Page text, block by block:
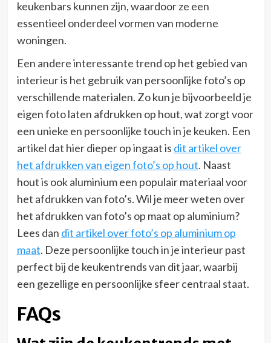
keukenbars kunnen zijn, waardoor ze een
essentieel onderdeel vormen van moderne
woningen.
Een andere interessante trend op het gebied van
interieur is het gebruik van persoonlijke foto’s op
verschillende materialen. Zo kun je bijvoorbeeld je
eigen foto laten afdrukken op hout, wat zorgt voor
een unieke en persoonlijke touch in je keuken. Een
artikel dat hier dieper op ingaat is dit artikel over
het afdrukken van eigen foto’s op hout. Naast
hout is ook aluminium een populair materiaal voor
het afdrukken van foto’s. Wil je meer weten over
het afdrukken van foto’s op maat op aluminium?
Lees dan dit artikel over foto’s op aluminium op
maat. Deze persoonlijke touch in je interieur past
perfect bij de keukentrends van dit jaar, waarbij
een gezellige en persoonlijke sfeer centraal staat.
FAQs